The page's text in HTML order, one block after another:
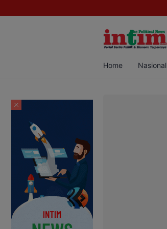
Sabu di Pangkalan Bun, Dua Pelaku Diamankan
Home Nasional